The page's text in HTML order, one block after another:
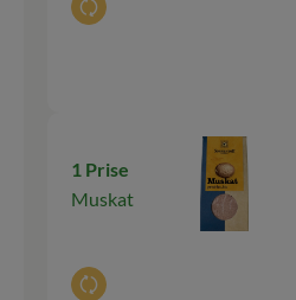
Auswahl ändern
1 Prise
Muskat
Auswahl ändern